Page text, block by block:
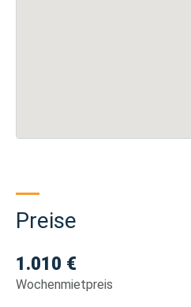
Preise
1.010 €
Wochenmietpreis